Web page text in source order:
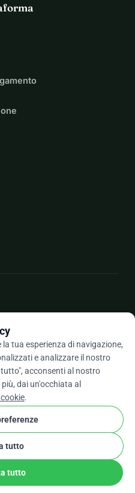
500 recensioni
e cookie
Verificato
tua esperienza di navigazione,
e analizzare il nostro
acconsenti al nostro
dai un'occhiata al
.
tutto
tutto